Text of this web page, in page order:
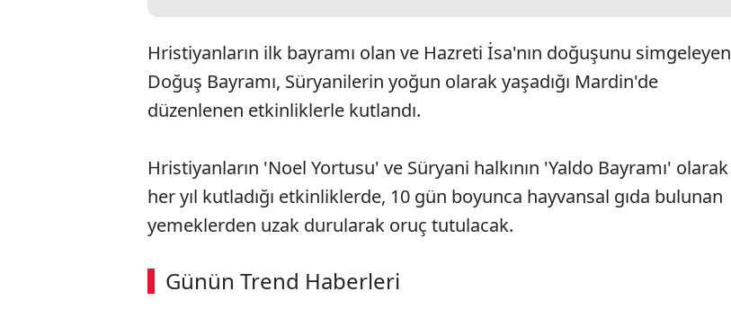
Hristiyanların ilk bayramı olan ve Hazreti İsa'nın doğuşunu simgeleyen
Doğuş Bayramı, Süryanilerin yoğun olarak yaşadığı Mardin'de
düzenlenen etkinliklerle kutlandı.
Hristiyanların 'Noel Yortusu' ve Süryani halkının 'Yaldo Bayramı' olarak
her yıl kutladığı etkinliklerde, 10 gün boyunca hayvansal gıda bulunan
yemeklerden uzak durularak oruç tutulacak.
Günün Trend Haberleri
00:03 / 09:15